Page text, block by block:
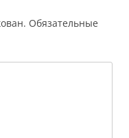
Обязательные